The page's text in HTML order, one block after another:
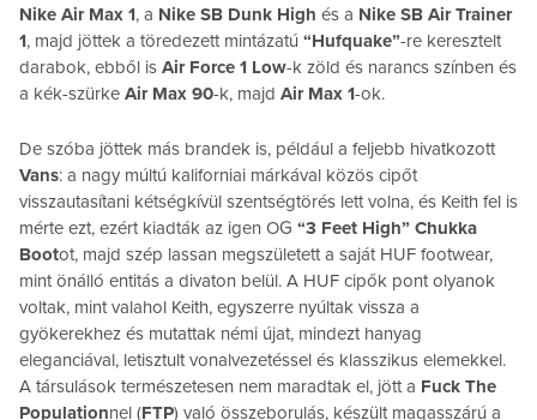
Nike Air Max 1, a Nike SB Dunk High és a Nike SB Air Trainer
1, majd jöttek a töredezett mintázatú “Hufquake”-re keresztelt
darabok, ebből is Air Force 1 Low-k zöld és narancs színben és
a kék-szürke Air Max 90-k, majd Air Max 1-ok.
De szóba jöttek más brandek is, például a feljebb hivatkozott
Vans: a nagy múltú kaliforniai márkával közös cipőt
visszautasítani kétségkívül szentségtörés lett volna, és Keith fel is
mérte ezt, ezért kiadták az igen OG “3 Feet High” Chukka
Bootot, majd szép lassan megszületett a saját HUF footwear,
mint önálló entitás a divaton belül. A HUF cipők pont olyanok
voltak, mint valahol Keith, egyszerre nyúltak vissza a
gyökerekhez és mutattak némi újat, mindezt hanyag
eleganciával, letisztult vonalvezetéssel és klasszikus elemekkel.
A társulások természetesen nem maradtak el, jött a Fuck The
Populationnel (FTP) való összeborulás, készült magasszárú a